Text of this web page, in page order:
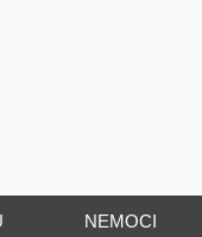
NEMOCI